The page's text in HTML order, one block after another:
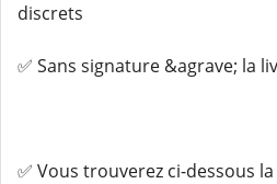
discrets
✅ Sans signature &agrave; la
✅ Vous trouverez ci-dessous